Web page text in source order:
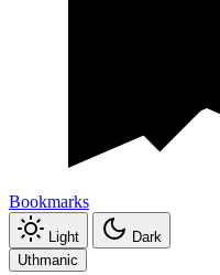
Bookmarks
Light
Dark
Uthmanic